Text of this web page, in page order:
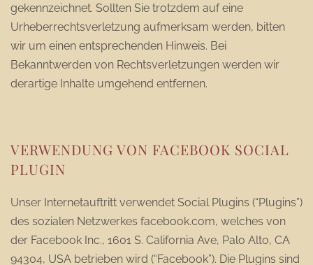
gekennzeichnet. Sollten Sie trotzdem auf eine
Urheberrechtsverletzung aufmerksam werden, bitten
wir um einen entsprechenden Hinweis. Bei
Bekanntwerden von Rechtsverletzungen werden wir
derartige Inhalte umgehend entfernen.
VERWENDUNG VON FACEBOOK SOCIAL
PLUGIN
Unser Internetauftritt verwendet Social Plugins (“Plugins”)
des sozialen Netzwerkes facebook.com, welches von
der Facebook Inc., 1601 S. California Ave, Palo Alto, CA
94304, USA betrieben wird (“Facebook”). Die Plugins sind